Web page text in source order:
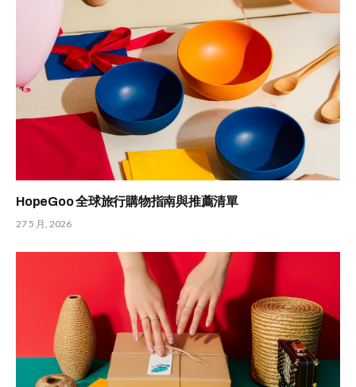
HopeGoo 全球旅行購物指南與推薦清單
27 5 月, 2026